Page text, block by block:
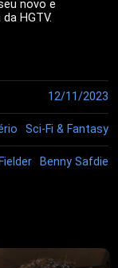
novo e
HGTV.
12/11/2023
Sci-Fi & Fantasy
Benny Safdie